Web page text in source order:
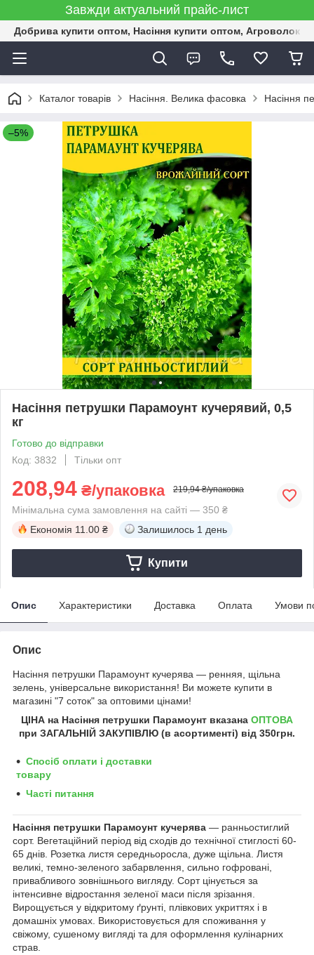
Завжди актуальний прайс-лист
Добрива купити оптом, Насіння купити оптом,
Каталог товарів Насіння. Велика фасовка Насіння
–5%
Насіння петрушки Парамоунт кучерявий, 0,5
кг
Готово до відправки
Код: 3832
Тільки опт
208,94 ₴/упаковка 219,94 ₴/упаковка
Мінімальна сума замовлення на сайті — 350 ₴
Економія 11.00 ₴ Залишилось 1 день
Купити
Опис Характеристики Доставка Оплата Умови
Опис
Насіння петрушки Парамоунт кучерява ― ренняя, щільна
зелень, універсальне використання! Ви можете купити в
магазині "7 соток" за оптовими цінами!
ЦІНА на Насіння петрушки Парамоунт вказана ОПТОВА
при ЗАГАЛЬНІЙ ЗАКУПІВЛЮ (в асортименті) від 350грн.
Спосіб оплати і доставки
товару
Часті питання
Насіння петрушки Парамоунт кучерява ― ранньостиглий
сорт. Вегетаційний період від сходів до технічної стиглості 60-
65 днів. Розетка листя середньоросла, дуже щільна. Листя
великі, темно-зеленого забарвлення, сильно гофровані,
привабливого зовнішнього вигляду. Сорт цінується за
інтенсивне відростання зеленої маси після зрізання.
Вирощується у відкритому ґрунті, плівкових укриттях і в
домашніх умовах. Використовується для споживання у
свіжому, сушеному вигляді та для оформлення кулінарних
страв.